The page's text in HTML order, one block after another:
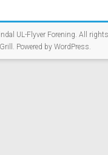
UL-Flyver Forening. All
Powered by WordPress.